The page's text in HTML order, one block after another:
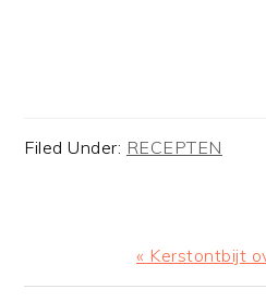
Filed Under: RECEPTEN
Previous
Post:
« Kerstontbijt